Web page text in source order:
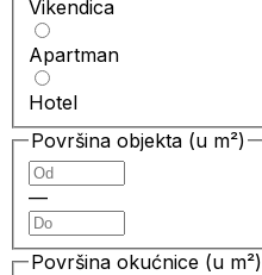
Vikendica
Apartman
Hotel
Površina objekta (u m²)
—
Površina okućnice (u m²)